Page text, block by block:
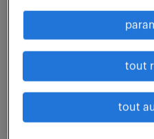
Partagés (CSP)
A ce titre, vos missions
Réaliser les opérations
relevant de votre
tout
tout